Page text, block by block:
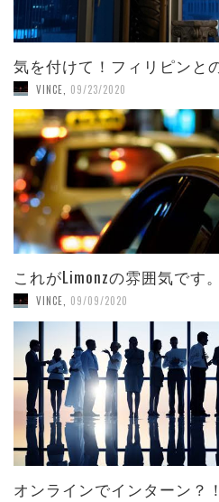
気を付けて！フィリピンと
VINCE 09/23/2020
これがLimonzの雰囲気です。
VINCE, 09/09/2020
オンラインでインターン？